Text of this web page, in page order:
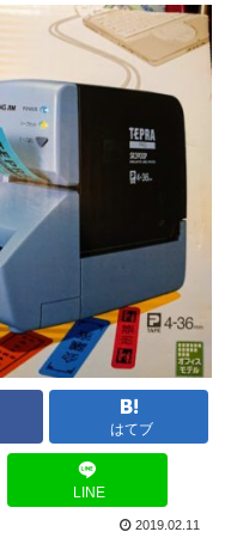
はてブ
LINE
2019.02.11